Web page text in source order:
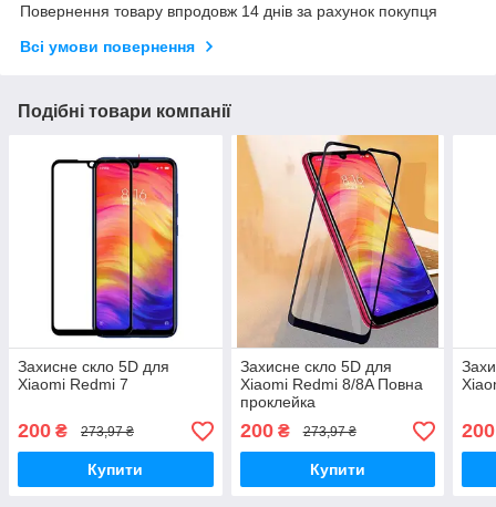
Повернення товару впродовж 14 днів за рахунок покупця
Всі умови повернення
Подібні товари компанії
Захисне скло 5D для
Xiaomi Redmi 7
200 ₴ 273,97 ₴
Купити
Захисне скло 5D для
Xiaomi Redmi 8/8A Повна
проклейка
200₴ 273,97 ₴
Купити
200